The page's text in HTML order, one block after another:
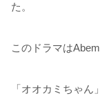
た。
このドラマは
「オオカミちゃ